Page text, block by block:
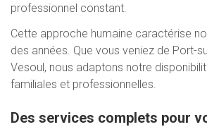
professionnel constant.
Cette approche humaine caractérise
des années. Que vous veniez de Port-
Vesoul, nous adaptons notre
familiales et professionnelles.
Des services complets pour